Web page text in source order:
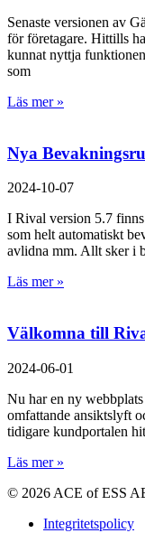
Senaste versionen av
för företagare. Hittills
kunnat nyttja
som
Läs mer »
Nya
2024-10-07
I Rival version 5.7
som helt automatiskt
avlidna mm. Allt sker i
Läs mer »
Välkomna till
2024-06-01
Nu har en ny
omfattande ansiktslyft
tidigare kundportalen
Läs mer »
© 2026 ACE of ESS
Integritetspolicy